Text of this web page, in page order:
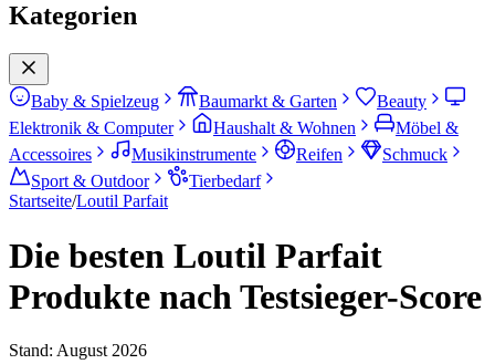
Kategorien
Baby & Spielzeug Baumarkt & Garten
Beauty
Elektronik & Computer
Haushalt & Wohnen
Möbel &
Accessoires
Musikinstrumente Reifen
Schmuck
Sport & Outdoor
Tierbedarf
Startseite/Loutil Parfait
Die besten Loutil Parfait
Produkte nach Testsieger-Score
Stand: August 2026